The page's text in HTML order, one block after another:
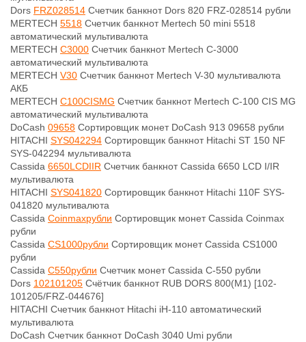
Dors FRZ028514 Счетчик банкнот Dors 820 FRZ-028514 рубли
MERTECH 5518 Счетчик банкнот Mertech 50 mini 5518
автоматический мультивалюта
MERTECH C3000 Счетчик банкнот Mertech C-3000
автоматический мультивалюта
MERTECH V30 Счетчик банкнот Mertech V-30 мультивалюта
АКБ
MERTECH C100CISMG Счетчик банкнот Mertech C-100 CIS MG
автоматический мультивалюта
DoCash 09658 Сортировщик монет DoCash 913 09658 рубли
HITACHI SYS042294 Сортировщик банкнот Hitachi ST 150 NF
SYS-042294 мультивалюта
Cassida 6650LCDIIR Счетчик банкнот Cassida 6650 LCD I/IR
мультивалюта
HITACHI SYS041820 Сортировщик банкнот Hitachi 110F SYS-
041820 мультивалюта
Cassida Coinmaxрубли Сортировщик монет Cassida Coinmax
рубли
Cassida CS1000рубли Сортировщик монет Cassida CS1000
рубли
Cassida C550рубли Счетчик монет Cassida C-550 рубли
Dors 102101205 Счётчик банкнот RUB DORS 800(M1) [102-
101205/FRZ-044676]
HITACHI Счетчик банкнот Hitachi iH-110 автоматический
мультивалюта
DoCash Счетчик банкнот DoCash 3040 Umi рубли